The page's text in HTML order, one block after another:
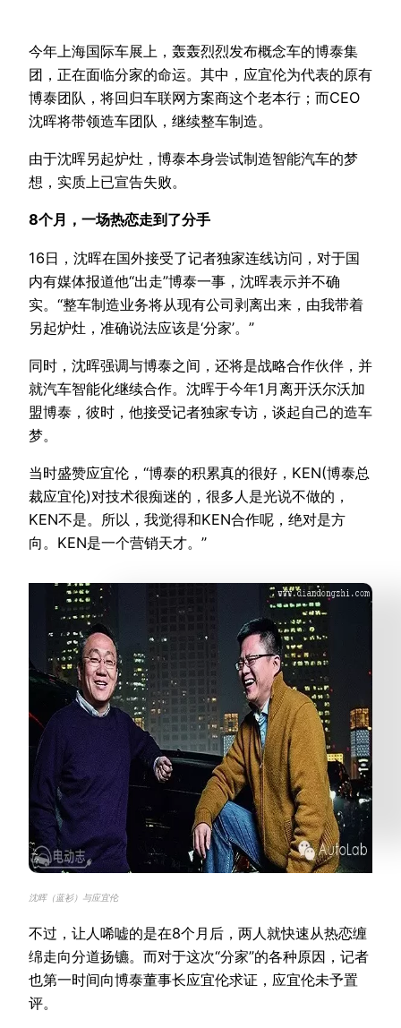
今年上海国际车展上，轰轰烈烈发布概念车的博泰集
团，正在面临分家的命运。其中，应宜伦为代表的原有
博泰团队，将回归车联网方案商这个老本行；而CEO
沈晖将带领造车团队，继续整车制造。
由于沈晖另起炉灶，博泰本身尝试制造智能汽车的梦
想，实质上已宣告失败。
8个月，一场热恋走到了分手
16日，沈晖在国外接受了记者独家连线访问，对于国
内有媒体报道他“出走”博泰一事，沈晖表示并不确
实。“整车制造业务将从现有公司剥离出来，由我带着
另起炉灶，准确说法应该是‘分家’。”
同时，沈晖强调与博泰之间，还将是战略合作伙伴，并
就汽车智能化继续合作。沈晖于今年1月离开沃尔沃加
盟博泰，彼时，他接受记者独家专访，谈起自己的造车
梦。
当时盛赞应宜伦，“博泰的积累真的很好，KEN(博泰总
裁应宜伦)对技术很痴迷的，很多人是光说不做的，
KEN不是。所以，我觉得和KEN合作呢，绝对是方
向。KEN是一个营销天才。”
沈晖（蓝衫）与应宜伦
不过，让人唏嘘的是在8个月后，两人就快速从热恋缠
绵走向分道扬镳。而对于这次“分家”的各种原因，记者
也第一时间向博泰董事长应宜伦求证，应宜伦未予置
评。